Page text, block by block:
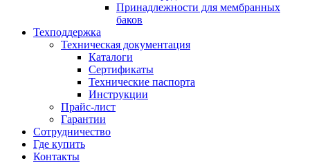
Принадлежности для мембранных
баков
Техподдержка
Техническая документация
Каталоги
Сертификаты
Технические паспорта
Инструкции
Прайс-лист
Гарантии
Сотрудничество
Где купить
Контакты